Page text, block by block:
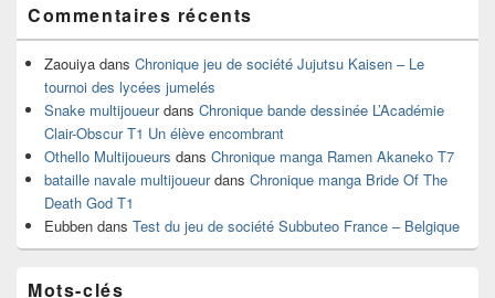
Commentaires récents
Zaouiya dans Chronique jeu de société Jujutsu Kaisen – Le
tournoi des lycées jumelés
Snake multijoueurdans Chronique bande dessinée L’Académie
Clair-Obscur T1 Un élève encombrant
Othello Multijoueurs dans Chronique manga Ramen Akaneko T7
bataille navale multijoueurdans Chronique manga Bride Of The
Death God T1
Eubben dans Test du jeu de société Subbuteo France – Belgique
Mots-clés